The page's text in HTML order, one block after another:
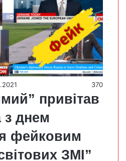
370
привітав
днем
фейковим
ЗМІ”